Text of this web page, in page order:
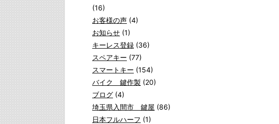
(16)
お客様の声 (4)
お知らせ (1)
キーレス登録 (36)
スペアキー (77)
スマートキー (154)
バイク 鍵作製 (20)
ブログ (4)
埼玉県入間市 鍵屋 (86)
日本フルハーフ (1)